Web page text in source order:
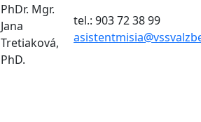
PhDr. Mgr.
Jana
Tretiaková,
PhD.
tel.: 903 72 38 99